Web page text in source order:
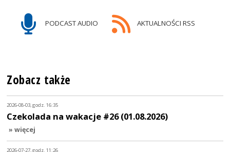
PODCAST AUDIO AKTUALNOŚCI RSS
Zobacz także
2026-08-03, godz. 16:35
Czekolada na wakacje #26 (01.08.2026)
» więcej
2026-07-27, godz. 11:26